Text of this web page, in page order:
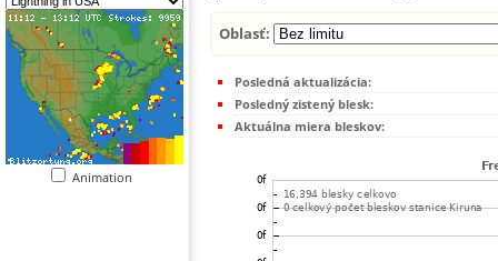
Animation
Oblasť:
Posledná aktualizácia:
Posledný zistený blesk:
Aktuálna miera bleskov: